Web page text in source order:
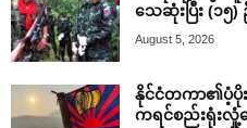
သေဆုံးပြီး (၁၅)
August 5, 2026
နိုင်ငံတကာ၏ပံ့ပို
ကရင်စည်းရုံးလှုံ့ဆ